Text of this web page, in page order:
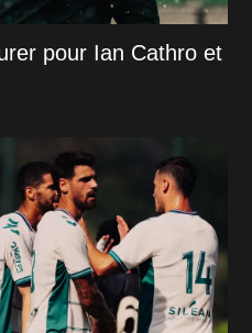
pour Ian Cathro et